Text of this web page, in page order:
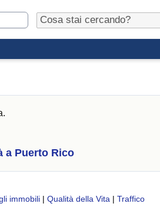
a Puerto Rico
immobili | Qualità della Vita | Traffico